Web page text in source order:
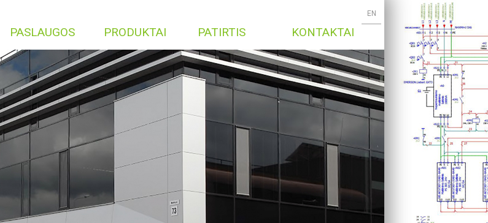
PASLAUGOS PRODUKTAI PATIRTIS KONTAKTAI
EN